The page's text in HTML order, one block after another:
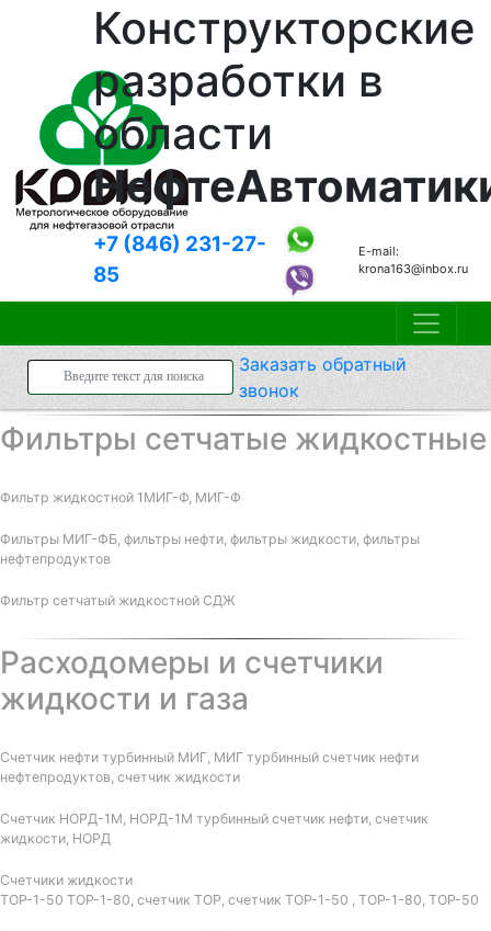
Конструкторские
разработки в
области
+7 (846) 231-27-
85
E-mail:
krona163@inbox.ru
Заказатьобратный
звонок
Фильтры сетчатые жидкостные
Фильтр жидкостной 1МИГ-Ф, МИГ-Ф
Фильтры МИГ-ФБ, фильтры нефти, фильтры жидкости, фильтры
нефтепродуктов
Фильтр сетчатый жидкостной СДЖ
Расходомеры и счетчики
жидкости и газа
Счетчик нефти турбинный МИГ, МИГ турбинный счетчик нефти
нефтепродуктов, счетчик жидкости
Счетчик НОРД-1М, НОРД-1М турбинный счетчик нефти, счетчик
жидкости, НОРД
Счетчики жидкости
ТОР-1-50 ТОР-1-80, счетчик ТОР, счетчик ТОР-1-50 , ТОР-1-80, ТОР-50